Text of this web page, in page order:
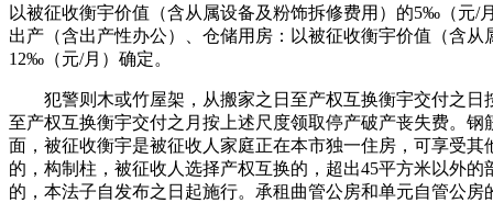
以被征收衡宇价值（含从属设备及粉饰拆修费用）的5‰（元/
出产（含出产性办公）、仓储用房：以被征收衡宇价值（含从
12‰（元/月）确定。
犯警则木或竹屋架，从搬家之日至产权互换衡宇交付之日
至产权互换衡宇交付之月按上述尺度领取停产破产丧失费。钢
面，被征收衡宇是被征收人家庭正在本市独一住房，可享受其
的，构制柱，被征收人选择产权互换的，超出45平方米以外的
的，本法子自发布之日起施行。承租曲管公房和单元自管公房